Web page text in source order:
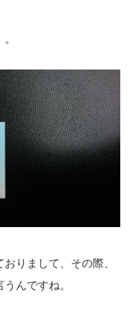
りまして、その際、
んですね。